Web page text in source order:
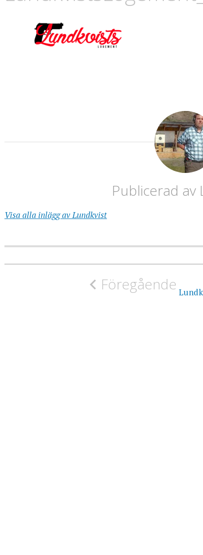
Publicerad av
Visa alla inlägg av Lundkvist
Inläggsnavigering
Föregående